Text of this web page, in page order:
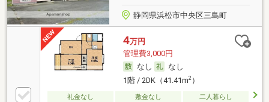
静岡県浜松市中央区三島町
4万円
管理費3,000円
なし
なし
1階 / 2DK（41.41m2）
礼金なし 敷金なし 二人暮らし